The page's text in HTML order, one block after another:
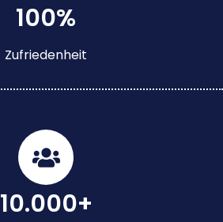
100%
Zufriedenheit
10.000+